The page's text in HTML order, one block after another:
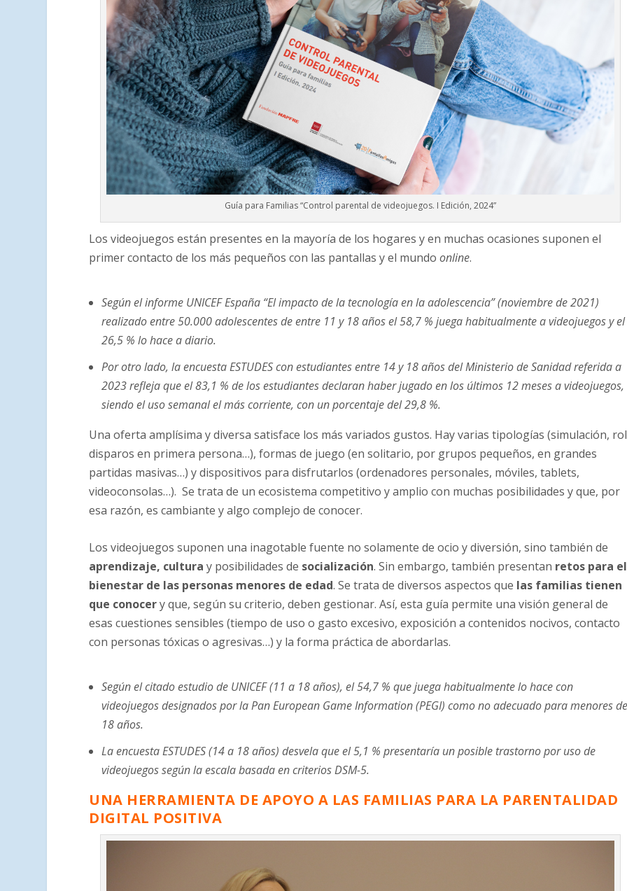
Guía para Familias “Control parental de videojuegos. I Edición, 2024”
Los videojuegos están presentes en la mayoría de los hogares y en muchas ocasiones suponen el
primer contacto de los más pequeños con las pantallas y el mundoonline.
Según el informe UNICEF España “El impacto de la tecnología en la adolescencia” (noviembre de 2021)
realizado entre 50.000 adolescentes de entre 11 y 18 años el 58,7 % juega habitualmente a videojuegos y el
26,5 % lo hace a diario.
Por otro lado, la encuesta ESTUDES con estudiantes entre 14 y 18 años del Ministerio de Sanidad referida a
2023 refleja que el 83,1 % de los estudiantes declaran haber jugado en los últimos 12 meses a videojuegos,
siendo el uso semanal el más corriente, con un porcentaje del 29,8 %.
Una oferta amplísima y diversa satisface los más variados gustos. Hay varias tipologías (simulación,
disparos en primera persona…), formas de juego (en solitario, por grupos pequeños, en grandes
partidas masivas…) y dispositivos para disfrutarlos (ordenadores personales, móviles, tablets,
videoconsolas…). Se trata de un ecosistema competitivo y amplio con muchas posibilidades y que, por
esa razón, es cambiante y algo complejo de conocer.
Los videojuegos suponen una inagotable fuente no solamente de ocio y diversión, sino también de
aprendizaje, cultura y posibilidades de socialización. Sin embargo, también presentan retos para el
bienestar de las personas menores de edad. Se trata de diversos aspectos que las familias tienen
que conocery que, según su criterio, deben gestionar. Así, esta guía permite una visión general de
esas cuestiones sensibles (tiempo de uso o gasto excesivo, exposición a contenidos nocivos, contacto
con personas tóxicas o agresivas…) y la forma práctica de abordarlas.
Según el citado estudio de UNICEF (11 a 18 años), el 54,7 % que juega habitualmente lo hace con
videojuegos designados por la Pan European Game Information (PEGI) como no adecuado para menores
18 años.
La encuesta ESTUDES (14 a 18 años) desvela que el 5,1 % presentaría un posible trastorno por uso de
videojuegos según la escala basada en criterios DSM-5.
UNA HERRAMIENTA DE APOYO A LAS FAMILIAS PARA LA PARENTALIDAD
DIGITAL POSITIVA